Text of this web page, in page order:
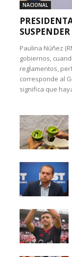
NACIONAL
Paulina Núñez
gobiernos,
reglamentos,
corresponde al
significa que